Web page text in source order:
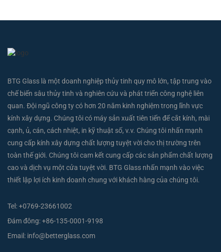
BTG Glass là một doanh nghiệp thủy tinh quy mô lớn, tập trung vào
chế biến sâu thủy tinh và nghiên cứu và phát triển công nghệ liên
quan. Đội ngũ công ty có hơn 20 năm kinh nghiệm trong lĩnh vực
kính xây dựng. Chúng tôi có máy sản xuất tiên tiến để cắt kính, mài
cạnh, ủ, cán, cách nhiệt, in kỹ thuật số, v.v. Chúng tôi nhấn mạnh
cung cấp kính xây dựng chất lượng tuyệt vời cho thị trường trên
toàn thế giới. Chúng tôi cam kết cung cấp các sản phẩm chất lượng
cao và dịch vụ một cửa tuyệt vời. BTG Glass nhấn mạnh vào việc
thiết lập lợi ích kinh doanh chung với khách hàng của chúng tôi.
Tel:+0769-23661002
Đám đông:+86-135-0001-9198
Email: info@betterglass.com